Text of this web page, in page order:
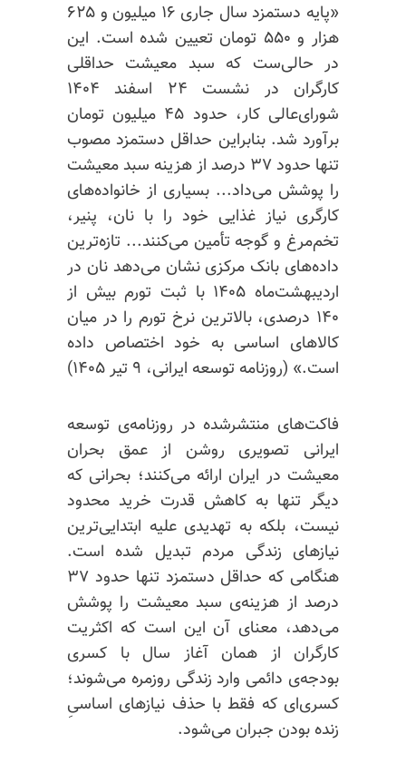
«پایه دستمزد سال جاری ۱۶ میلیون و ۶۲۵
هزار و ۵۵۰ تومان تعیین شده است. این
در حالی‌ست که سبد معیشت حداقلی
کارگران در نشست ۲۴ اسفند ۱۴۰۴
شورای‌عالی کار، حدود ۴۵ میلیون تومان
برآورد شد. بنابراین حداقل دستمزد مصوب
تنها حدود ۳۷ درصد از هزینه سبد معیشت
را پوشش می‌داد... بسیاری از خانواده‌های
کارگری نیاز غذایی خود را با نان، پنیر،
تخم‌مرغ و گوجه تأمین می‌کنند... تازه‌ترین
داده‌های بانک مرکزی نشان می‌دهد نان در
اردیبهشت‌ماه ۱۴۰۵ با ثبت تورم بیش از
۱۴۰ درصدی، بالاترین نرخ تورم را در میان
کالاهای اساسی به خود اختصاص داده
است.» (روزنامه توسعه ایرانی، ۹ تیر ۱۴۰۵)
فاکت‌های منتشرشده در روزنامه‌ی توسعه
ایرانی تصویری روشن از عمق بحران
معیشت در ایران ارائه می‌کنند؛ بحرانی که
دیگر تنها به کاهش قدرت خرید محدود
نیست، بلکه به تهدیدی علیه ابتدایی‌ترین
نیازهای زندگی مردم تبدیل شده است.
هنگامی که حداقل دستمزد تنها حدود ۳۷
درصد از هزینه‌ی سبد معیشت را پوشش
می‌دهد، معنای آن این است که اکثریت
کارگران از همان آغاز سال با کسری
بودجه‌ی دائمی وارد زندگی روزمره می‌شوند؛
کسری‌‌ای که فقط با حذف نیازهای اساسیِ
زنده بودن جبران می‌شود.